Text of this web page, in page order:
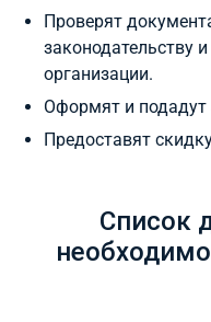
Проверят
законодательству
организации.
Оформят и подадут
Предоставят
Список